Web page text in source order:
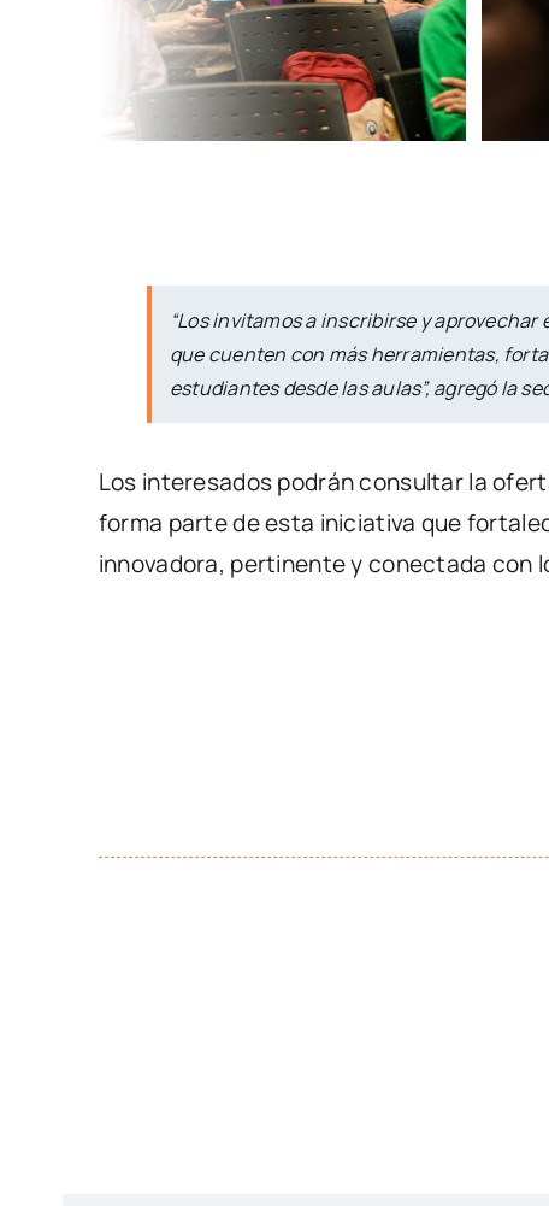
“Los invitamos a inscribirse y
que cuenten con más herramientas,
estudiantes desde las aulas”, agregó la
Los interesados podrán consultar la
forma parte de esta iniciativa que
innovadora, pertinente y conectada con